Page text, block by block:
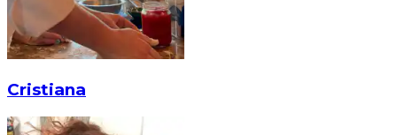
Cristiana